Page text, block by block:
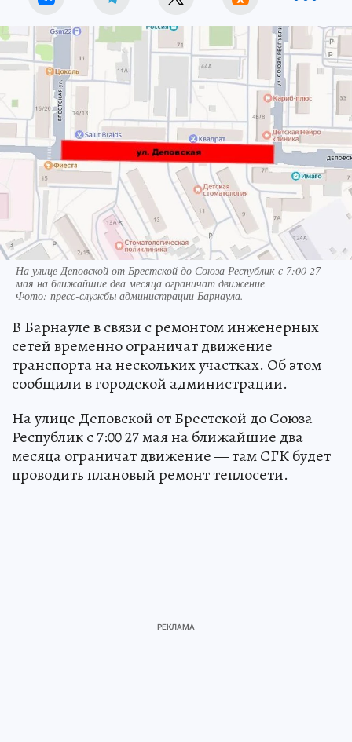
На улице Деповской от Брестской до Союза Республик с 7:00 27
мая на ближайшие два месяца ограничат движение
Фото: пресс-службы администрации Барнаула.
В Барнауле в связи с ремонтом инженерных
сетей временно ограничат движение
транспорта на нескольких участках. Об этом
сообщили в городской администрации.
На улице Деповской от Брестской до Союза
Республик с 7:00 27 мая на ближайшие два
месяца ограничат движение — там СГК будет
проводить плановый ремонт теплосети.